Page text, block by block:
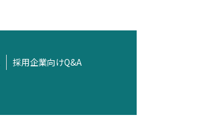
採用企業向けQ&A